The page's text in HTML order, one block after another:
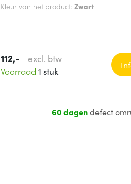
Kleur van het product: Zwart
112,-
excl. btw
Voorraad 1 stuk
60 dagendefect